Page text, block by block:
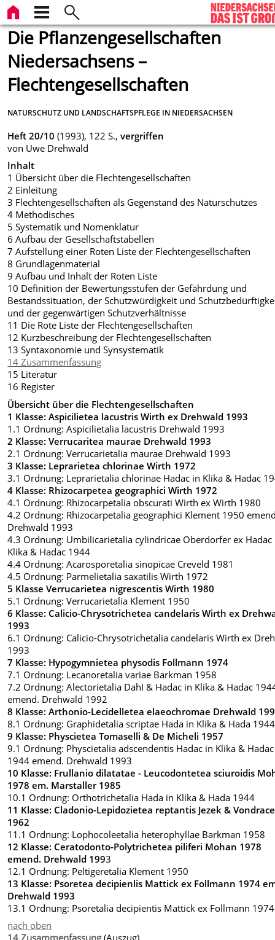
Die Pflanzengesellschaften
Niedersachsens –
Flechtengesellschaften
NATURSCHUTZ UND LANDSCHAFTSPFLEGE IN NIEDERSACHSEN
Heft 20/10 (1993), 122 S.,vergriffen
von Uwe Drehwald
Inhalt
1 Übersicht über die Flechtengesellschaften
2 Einleitung
3 Flechtengesellschaften als Gegenstand des Naturschutzes
4 Methodisches
5 Systematik und Nomenklatur
6 Aufbau der Gesellschaftstabellen
7 Aufstellung einer Roten Liste der Flechtengesellschaften
8 Grundlagenmaterial
9 Aufbau und Inhalt der Roten Liste
10 Definition der Bewertungsstufen der Gefährdung und
Bestandssituation, der Schutzwürdigkeit und
und der gegenwärtigen Schutzverhältnisse
11 Die Rote Liste der Flechtengesellschaften
12 Kurzbeschreibung der Flechtengesellschaften
13 Syntaxonomie und Synsystematik
14 Zusammenfassung
15 Literatur
16 Register
Übersicht über die Flechtengesellschaften
1 Klasse: Aspicilietea lacustris Wirth ex Drehwald 1993
1.1 Ordnung: Aspicilietalia lacustris Drehwald 1993
2 Klasse: Verrucaritea maurae Drehwald 1993
2.1 Ordnung: Verrucarietalia maurae Drehwald 1993
3 Klasse: Leprarietea chlorinae Wirth 1972
3.1 Ordnung: Leprarietalia chlorinae Hadac in Klika & Hadac
4 Klasse: Rhizocarpetea geographici Wirth 1972
4.1 Ordnung: Rhizocarpetalia obscurati Wirth ex Wirth 1980
4.2 Ordnung: Rhizocarpetalia geographici Klement 1950
Drehwald 1993
4.3 Ordnung: Umbilicarietalia cylindricae Oberdorfer ex Hadac
Klika & Hadac 1944
4.4 Ordnung: Acarosporetalia sinopicae Creveld 1981
4.5 Ordnung: Parmelietalia saxatilis Wirth 1972
5 Klasse Verrucarietea nigrescentis Wirth 1980
5.1 Ordnung: Verrucarietalia Klement 1950
6 Klasse: Calicio-Chrysotrichetea candelaris Wirth ex
1993
6.1 Ordnung: Calicio-Chrysotrichetalia candelaris Wirth ex
1993
7 Klasse: Hypogymnietea physodis Follmann 1974
7.1 Ordnung: Lecanoretalia variae Barkman 1958
7.2 Ordnung: Alectorietalia DahI & Hadac in Klika & Hadac
emend. Drehwald 1992
8 Klasse: Arthonio-Lecidelletea elaeochromae Drehwald
8.1 Ordnung: Graphidetalia scriptae Hada in Klika & Hada 1944
9 Klasse: Physcietea Tomaselli & De Micheli 1957
9.1 Ordnung: Physcietalia adscendentis Hadac in Klika & Hadac
1944 emend. Drehwald 1993
10 Klasse: Frullanio dilatatae - Leucodontetea sciuroidis
1978 em. Marstaller 1985
10.1 Ordnung: Orthotrichetalia Hada in Klika & Hada 1944
11 Klasse: Cladonio-Lepidozietea reptantis Jezek &
1962
11.1 Ordnung: Lophocoleetalia heterophyllae Barkman 1958
12 Klasse: Ceratodonto-Polytrichetea piliferi Mohan 1978
emend. Drehwald 1993
12.1 Ordnung: Peltigeretalia Klement 1950
13 Klasse: Psoretea decipienlis Mattick ex Follmann 1974
Drehwald 1993
13.1 Ordnung: Psoretalia decipientis Mattick ex Follmann 1974
nach oben
14 Zusammenfassung(Auszug)